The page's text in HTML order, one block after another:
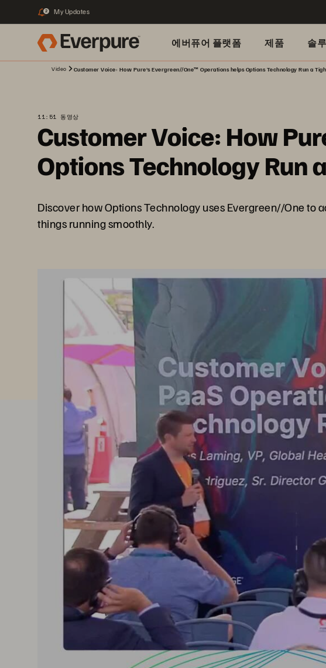
2 My Updates
에버퓨어 플랫폼 제품 솔
Video Customer Voice: How Pure's Evergreen//One™ Operations helps Options Technology Run a
11:51 동영상
Customer Voice: How
Options Technology Run
Discover how Options Technology uses Evergreen//One
things running smoothly.